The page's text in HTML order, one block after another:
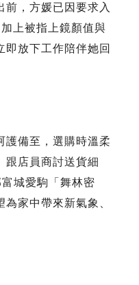
，方媛已因要求入
上被指上鏡顏值與
放下工作陪伴她回
護備至，選購時溫柔
跟店員商討送貨細
城愛駒「舞林密
家中帶來新氣象、